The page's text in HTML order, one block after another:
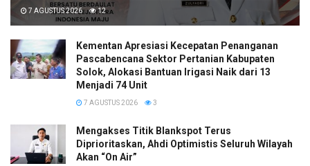
7 AGUSTUS 2026 12
Kementan Apresiasi Kecepatan Penanganan
Pascabencana Sektor Pertanian Kabupaten
Solok, Alokasi Bantuan Irigasi Naik dari 13
Menjadi 74 Unit
7 AGUSTUS 2026 3
Mengakses Titik Blankspot Terus
Diprioritaskan, Ahdi Optimistis Seluruh Wilayah
Akan “On Air”